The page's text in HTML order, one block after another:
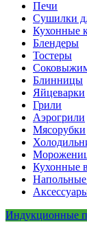
Печи
Сушилки
Кухонные
Блендеры
Тостеры
Блинницы
Яйцеварки
Грили
Аэрогрили
Мясорубки
Кухонные
Индукционные